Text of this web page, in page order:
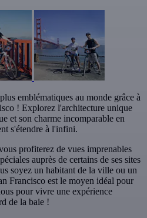
emblématiques au monde grâce à
! Explorez l'architecture unique
et son charme incomparable en
s'étendre à l'infini.
profiterez de vues imprenables
auprès de certains de ses sites
soyez un habitant de la ville ou un
Francisco est le moyen idéal pour
pour vivre une expérience
de la baie !